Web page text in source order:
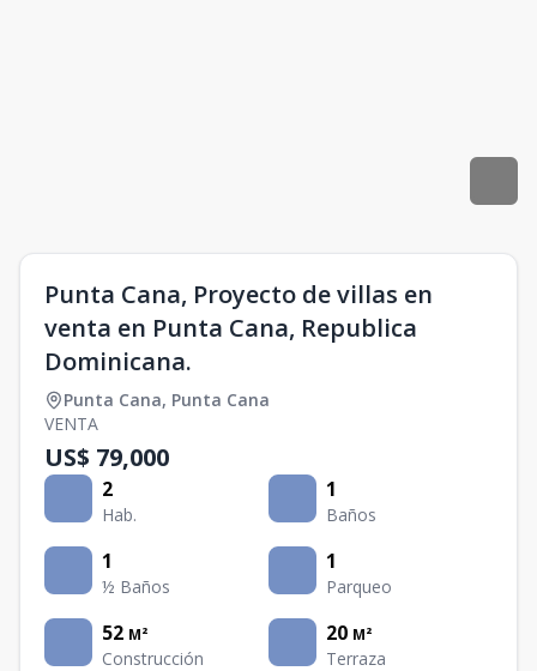
Punta Cana, Proyecto de villas en
venta en Punta Cana, Republica
Dominicana.
Punta Cana, Punta Cana
VENTA
US$ 79,000
2
Hab.
1
Baños
1
½ Baños
1
Parqueo
52 M²
Construcción
20 M²
Terraza